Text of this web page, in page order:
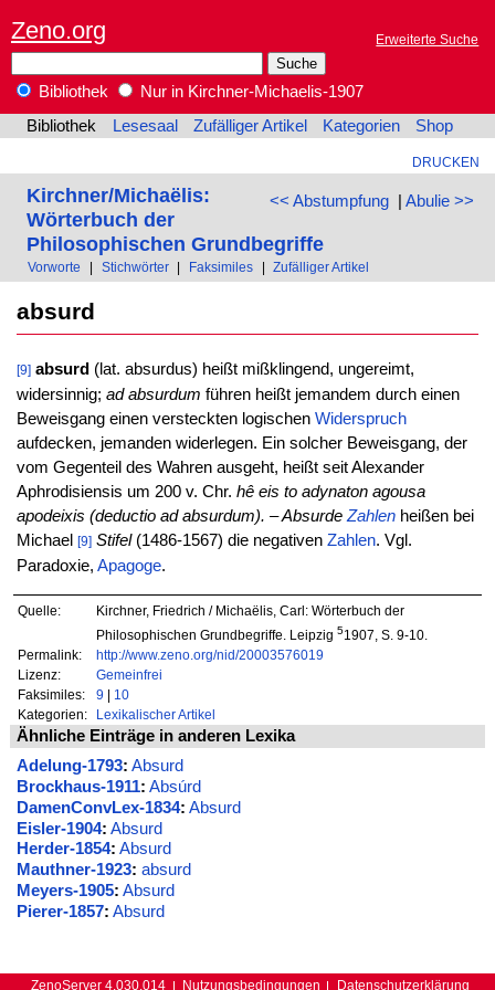
Zeno.org Erweiterte Suche
Bibliothek
Nur in Kirchner-Michaelis-1907
Bibliothek
Lesesaal Zufälliger Artikel Kategorien Shop
DRUCKEN
<< Abstumpfung| Abulie >>
Kirchner/Michaëlis:
Wörterbuch der
Philosophischen Grundbegriffe
Vorworte Stichwörter Faksimiles Zufälliger Artikel
absurd
[9] absurd (lat. absurdus) heißt mißklingend, ungereimt,
widersinnig; ad absurdum führen heißt jemandem durch einen
Beweisgang einen versteckten logischen Widerspruch
aufdecken, jemanden widerlegen. Ein solcher Beweisgang, der
vom Gegenteil des Wahren ausgeht, heißt seit Alexander
Aphrodisiensis um 200 v. Chr. hê eis to adynaton agousa
apodeixis (deductio ad absurdum). – AbsurdeZahlenheißen bei
Michael
[9] Stifel(1486-1567) die negativen Zahlen. Vgl.
Paradoxie, Apagoge.
Quelle:
Kirchner, Friedrich / Michaëlis, Carl: Wörterbuch der
Philosophischen Grundbegriffe. Leipzig 51907, S. 9-10.
Permalink:
http://www.zeno.org/nid/20003576019
Lizenz:
Gemeinfrei
Faksimiles:
9 | 10
Kategorien:
Lexikalischer Artikel
Ähnliche Einträge in anderen Lexika
Adelung-1793: Absurd
Brockhaus-1911: Absúrd
DamenConvLex-1834: Absurd
Eisler-1904: Absurd
Herder-1854: Absurd
Mauthner-1923: absurd
Meyers-1905: Absurd
Pierer-1857: Absurd
ZenoServer 4.030.014 Nutzungsbedingungen Datenschutzerklärung